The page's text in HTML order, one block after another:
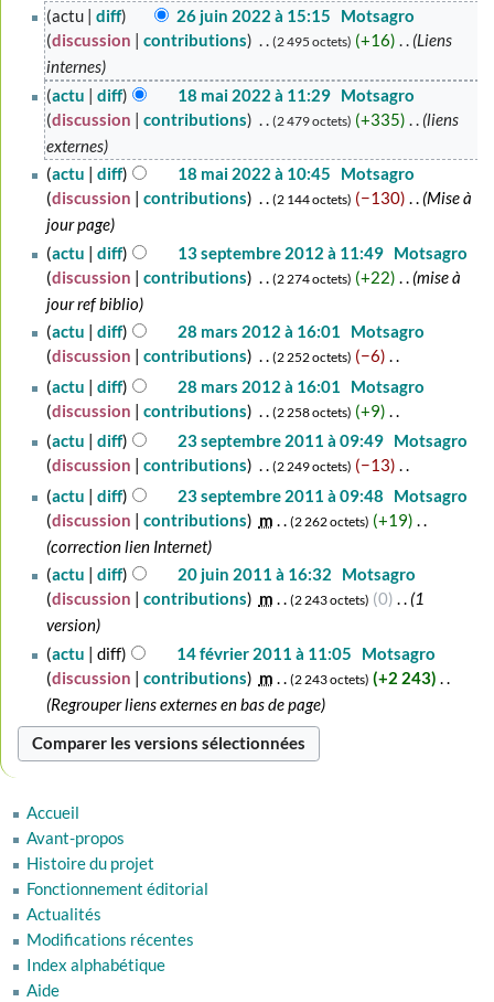
26
juin
2022
actu diff 26 juin 2022 à 15:15
Motsagro
discussion
contributions 2 495 octets +16
Liens
internes
18
mai
2022
actu diff 18 mai 2022 à 11:29‎ Motsagro
discussion
contributions 2 479 octets +335
liens
externes
actu
diff 18 mai 2022 à 10:45
Motsagro
discussion
contributions 2 144 octets −130
Mise à
jour page
13
septembre
2012
actu diff 13 septembre 2012 à 11:49‎ Motsagro
discussion
contributions 2 274 octets +22
mise à
jour ref biblio
28
mars
2012
actu diff 28 mars 2012 à 16:01
Motsagro
discussion
contributions 2 252 octets −6
A
u
c
u
n
r
é
s
u
m
é
d
e
s
o
f
i
c
a
t
i
o
n
actu diff 28 mars 2012 à 16:01
Motsagro
discussion
contributions 2 258 octets +9
A
u
c
u
n
r
é
s
u
m
é
d
e
s
d
i
f
i
c
a
t
i
23
septembre
2011
actu diff 23 septembre 2011 à 09:49‎ Motsagro
discussion
contributions 2 249 octets −13
A
u
c
u
n
r
é
s
u
m
é
d
s
o
f
i
c
actu diff 23 septembre 2011 à 09:48
Motsagro
discussion
contributions m 2 262 octets +19
correction lien Internet
20
juin
2011
actu diff 20 juin 2011 à 16:32
Motsagro
discussion
contributions m 2 243 octets 0
1
version
14
février
2011
actu diff 14 février 2011 à 11:05
Motsagro
discussion
contributions m 2 243 octets +2 243
Regrouper liens externes en bas de page
Accueil
Avant-propos
Histoire du projet
Fonctionnement éditorial
Actualités
Modifications récentes
Index alphabétique
Aide